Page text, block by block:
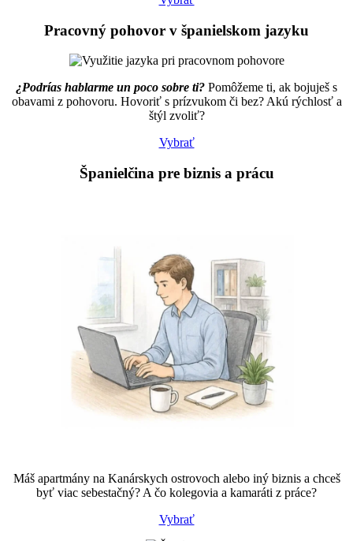
Pracovný pohovor v španielskom jazyku
¿Podrías hablarme un poco sobre ti? Pomôžeme ti, ak bojuješ s
obavami z pohovoru. Hovoriť s prízvukom či bez? Akú rýchlosť a
štýl zvoliť?
Vybrať
Španielčina pre biznis a prácu
Máš apartmány na Kanárskych ostrovoch alebo iný biznis a chceš
byť viac sebestačný? A čo kolegovia a kamaráti z práce?
Vybrať